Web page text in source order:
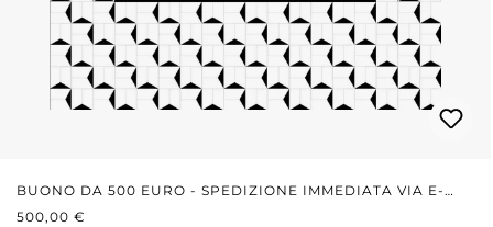
BUONO DA 500 EURO - SPEDIZIONE IMMEDIATA VIA E-
MAIL
PREZZO NORMALE:
500,00 €